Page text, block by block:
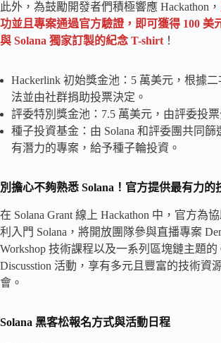
此外，為鼓勵開發者們積極響應 Hackathon，
功並且專案通過官方驗證，即可獲得 100 美
與 Solana 獨家訂製的紀念 T-shirt！
Hackerlink 初始獎金池：5 萬美元，根據
法並由社群捐助投票決定。
評委特別獎金池：7.5 萬美元，由評委投票
種子投資基金：由 Solana 和評委團共同篩
有潛力的專案，給予種子輪投資。
別擔心不夠熟悉 Solana！官方提供最有力的
在 Solana Grant 線上 Hackathon 中，官方為
利入門 Solana，將開放團隊參與直播專案
Workshop 技術課程以及一系列區塊鏈主題的
Discusstion 活動，享有多元且豐富的技術資
會。
Solana 黑客松報名方式與活動日程